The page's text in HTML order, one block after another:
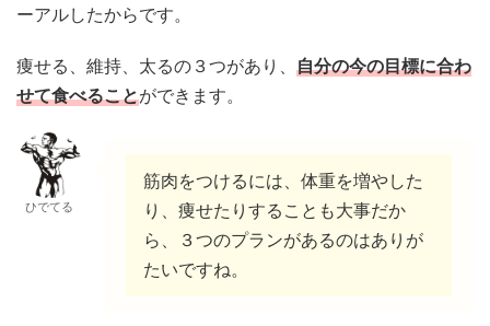
ーアルしたからです。
痩せる、維持、太るの３つがあり、 自分の今の目標に合わ
せて食べることができます。
ひでてる
筋肉をつけるには、体重を増やした
り、痩せたりすることも大事だか
ら、３つのプランがあるのはありが
たいですね。